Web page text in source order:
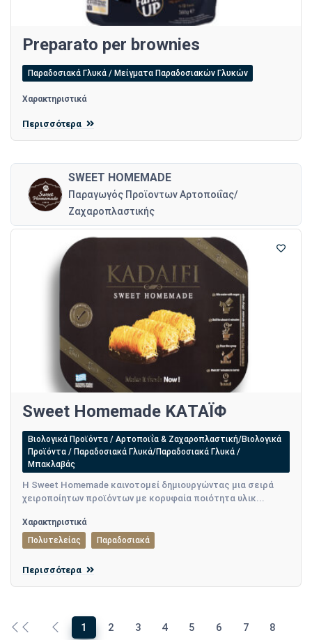
Preparato per brownies
Παραδοσιακά Γλυκά / Μείγματα Παραδοσιακών Γλυκών
Χαρακτηριστικά
Περισσότερα
SWEET HOMEMADE
Παραγωγός Προϊοντων Αρτοποιΐας/
Ζαχαροπλαστικής
Sweet Homemade ΚΑΤΑΪΦ
Βιολογικά Προϊόντα / Αρτοποιΐα & Ζαχαροπλαστική/Βιολογικά
Προϊόντα / Παραδοσιακά Γλυκά/Παραδοσιακά Γλυκά /
Μπακλαβάς
Η Sweet Homemade καινοτομεί δημιουργώντας μια σειρά
χειροποίητων προϊόντων με κορυφαία ποιότητα υλικ...
Χαρακτηριστικά
Πολυτελείας
Παραδοσιακά
Περισσότερα
1 2 3 4 5 6 7 8